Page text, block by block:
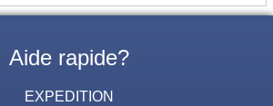
Aide rapide?
EXPEDITION